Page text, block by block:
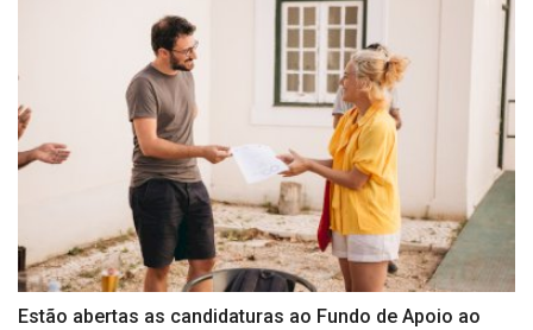
Estão abertas as candidaturas ao Fundo de Apoio ao